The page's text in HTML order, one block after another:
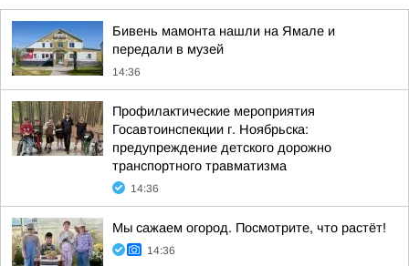
Бивень мамонта нашли на Ямале и
передали в музей
14:36
Профилактические мероприятия
Госавтоинспекции г. Ноябрьска:
предупреждение детского дорожно
транспортного травматизма
14:36
Мы сажаем огород. Посмотрите, что растёт!
14:36